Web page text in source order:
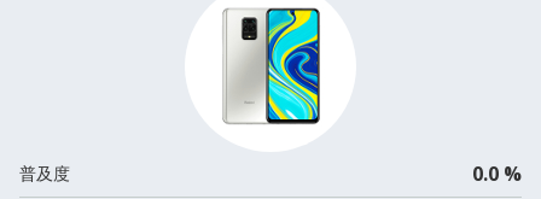
普及度 0.0 %